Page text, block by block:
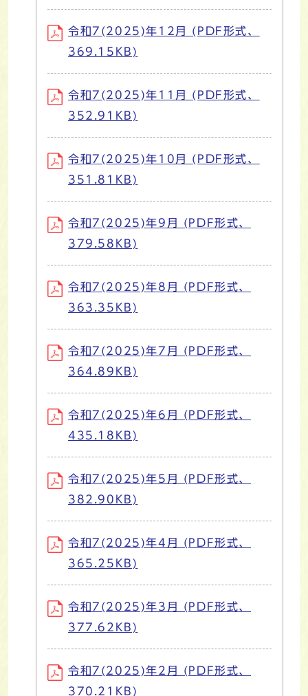
令和7(2025)年12月 (PDF形式、
369.15KB)
令和7(2025)年11月 (PDF形式、
352.91KB)
令和7(2025)年10月 (PDF形式、
351.81KB)
令和7(2025)年9月 (PDF形式、
379.58KB)
令和7(2025)年8月 (PDF形式、
363.35KB)
令和7(2025)年7月 (PDF形式、
364.89KB)
令和7(2025)年6月 (PDF形式、
435.18KB)
令和7(2025)年5月 (PDF形式、
382.90KB)
令和7(2025)年4月 (PDF形式、
365.25KB)
令和7(2025)年3月 (PDF形式、
377.62KB)
令和7(2025)年2月 (PDF形式、
370.21KB)